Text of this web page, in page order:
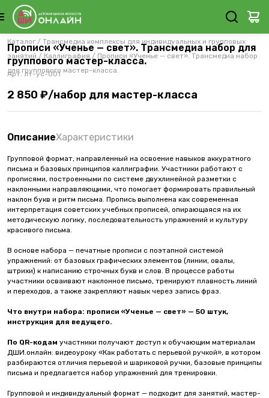
Каталог / Трансмедиа комплексы для индивидуальных и групповых
занятий / Каллиграфия / Прописи «Ученье — свет». Трансмедиа набор
для группового мастер-класса.
Прописи «Ученье — свет». Трансмедиа набор для
группового мастер-класса.
Арт.лт-ус-001
2 850 ₽/набор для мастер-класса
ОписаниеХарактеристики
Групповой формат, направленный на освоение навыков аккуратного
письма и базовых принципов каллиграфии. Участники работают с
прописями, построенными по системе двухлинейной разметки с
наклонными направляющими, что помогает формировать правильный
наклон букв и ритм письма. Пропись выполнена как современная
интерпретация советских учебных прописей, опирающаяся на их
методическую логику, последовательность упражнений и культуру
красивого письма.
В основе набора — печатные прописи с поэтапной системой
упражнений: от базовых графических элементов (линии, овалы,
штрихи) к написанию строчных букв и слов. В процессе работы
участники осваивают наклонное письмо, тренируют плавность линий
и переходов, а также закрепляют навык через запись фраз.
Что внутри набора: прописи «Ученье — свет» — 50 штук,
инструкция для ведущего.
По QR-кодам участники получают доступ к обучающим материалам
ДШИ.онлайн: видеоуроку «Как работать с перьевой ручкой», в котором
разбираются отличия перьевой и шариковой ручки, базовые принципы
письма и предлагается набор упражнений для тренировки.
Групповой и индивидуальный формат — подходит для занятий, мастер-